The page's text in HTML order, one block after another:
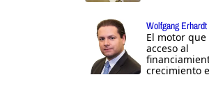
Wolfgang
El motor
acceso al
crecimiento